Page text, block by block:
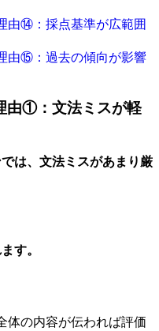
由⑭：採点基準が広範囲
由⑮：過去の傾向が影響
由①：文法ミスが軽
は、文法ミスがあまり厳
す。
体の内容が伝われば評価